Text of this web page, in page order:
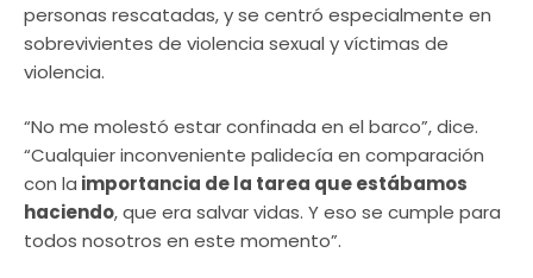
personas rescatadas, y se centró especialmente en
sobrevivientes de violencia sexual y víctimas de
violencia.
“No me molestó estar confinada en el barco”, dice.
“Cualquier inconveniente palidecía en comparación
con la importancia de la tarea que estábamos
haciendo, que era salvar vidas. Y eso se cumple para
todos nosotros en este momento”.